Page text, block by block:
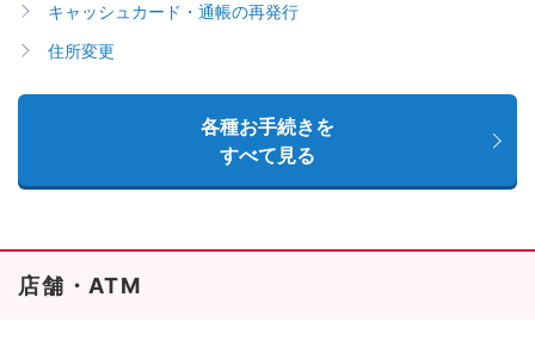
キャッシュカード・通帳の再発行
住所変更
各種お手続きを
すべて見る
店舗・ATM